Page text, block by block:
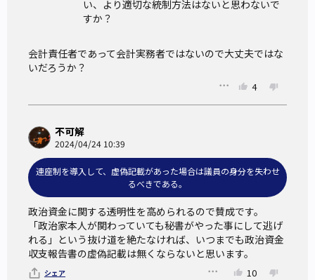
を重くすることでも、虚偽記載を防ぐことができる
い会計責任者の犯した罪に連座させるべきではない
⑥会計責任者には政治家本人が就くように政治資金規正法を
改正すれば、虚偽記載の罪を直接に問えるので、連座制より
厳しくできる
政治資金規正法に連座制を導入すべき理由
①（導入すべきでない理由①→）選挙でスパイを送り込むこ
とは可能だが、会計責任者は政治家の信頼する人物を充てる
ので、会計責任者としてスパイを送り込むというのは現実的
ではない
②（導入すべきでない理由②→）虚偽記載になるのは、わざ
とした場合または重大なミスがある場合（故意または重過
い、より適切な統制方法はないと思わないで
すか？
会計責任者であって会計実務者ではないので大丈夫ではな
いだろうか？
4
不可解
2024/04/24 10:39
連座制を導入して、虚偽記載があった場合は議員の身分を失わせ
るべきである。
政治資金に関する透明性を高められるので賛成です。
「政治家本人が関わっていても秘書がやった事にして逃げ
れる」という抜け道を絶たなければ、いつまでも政治資金
収支報告書の虚偽記載は無くならないと思います。
シェア 10